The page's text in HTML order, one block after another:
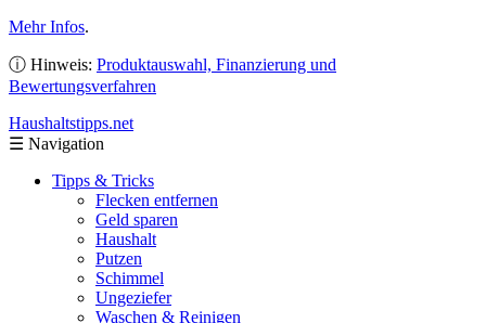
Mehr Infos.
ⓘ Hinweis: Produktauswahl, Finanzierung und
Bewertungsverfahren
Haushaltstipps.net
☰ Navigation
Tipps & Tricks
Flecken entfernen
Geld sparen
Haushalt
Putzen
Schimmel
Ungeziefer
Waschen & Reinigen